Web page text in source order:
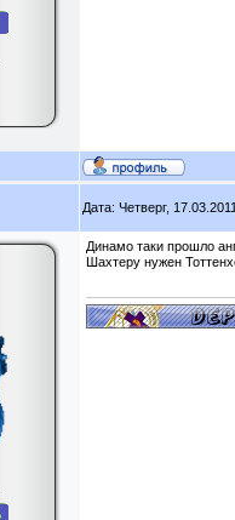
Дата: Четверг,
Динамо таки прошло
Шахтеру нужен